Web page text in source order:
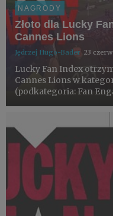
NAGRODY
Złoto dla Lucky
Cannes Lions
Jędrzej Hugo-Bader 23
Lucky Fan Index
Cannes Lions w
(podkategoria: Fan
festiwalu - łącznie